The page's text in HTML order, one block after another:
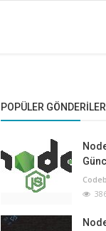
POPÜLER GÖNDERILER